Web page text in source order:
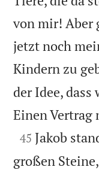
von mir! Aber
jetzt noch
Kindern zu
der Idee,
Einen Vertrag

45 Jakob
großen